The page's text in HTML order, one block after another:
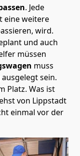
. Jede
eine weitere
wird.
und auch
müssen
muss
sein.
Platz. Was ist
von Lippstadt
einmal vor der